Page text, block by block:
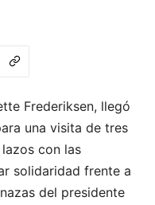
Frederiksen, llegó
una visita de tres
con las
solidaridad frente a
del presidente